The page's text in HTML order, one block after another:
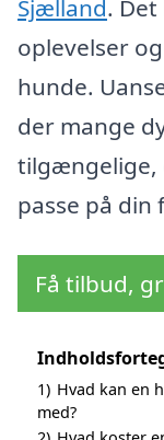
Sjælland.
oplevelser
hunde.
der mange
tilgængelige,
passe på din
Få tilbud,
1) Hvad kan en
med?